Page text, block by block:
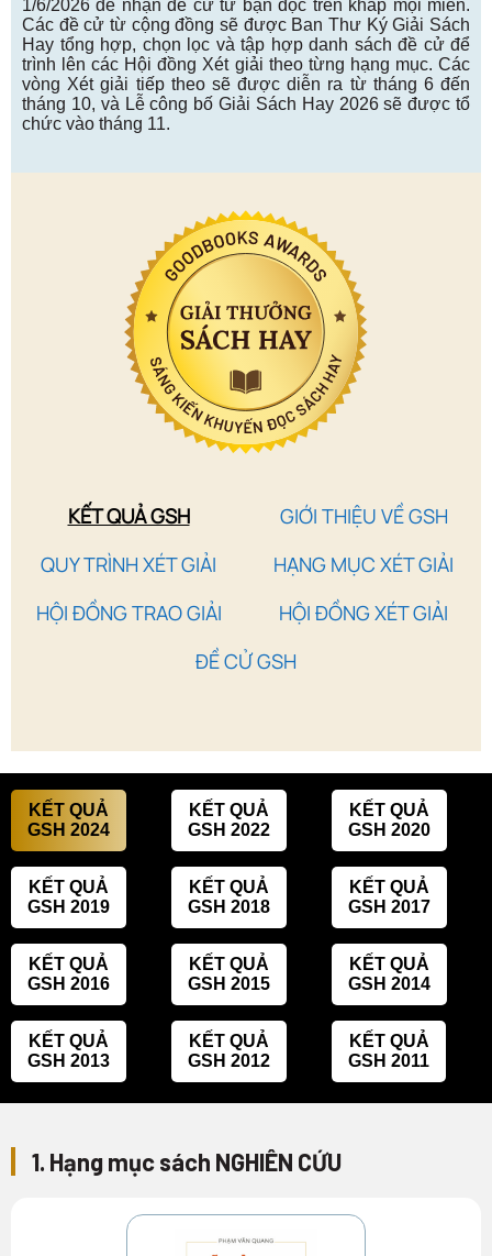
1/6/2026 để nhận đề cử từ bạn đọc trên khắp mọi miền.
Các đề cử từ cộng đồng sẽ được Ban Thư Ký Giải Sách
Hay tổng hợp, chọn lọc và tập hợp danh sách đề cử để
trình lên các Hội đồng Xét giải theo từng hạng mục. Các
vòng Xét giải tiếp theo sẽ được diễn ra từ tháng 6 đến
tháng 10, và Lễ công bố Giải Sách Hay 2026 sẽ được tổ
chức vào tháng 11.
KẾT QUẢ GSH
GIỚI THIỆU VỀ GSH
QUY TRÌNH XÉT GIẢI
HẠNG MỤC XÉT GIẢI
HỘI ĐỒNG TRAO GIẢI
HỘI ĐỒNG XÉT GIẢI
ĐỀ CỬ GSH
KẾT QUẢ
GSH 2024
KẾT QUẢ
GSH 2022
KẾT QUẢ
GSH 2020
KẾT QUẢ
GSH 2019
KẾT QUẢ
GSH 2018
KẾT QUẢ
GSH 2017
KẾT QUẢ
GSH 2016
KẾT QUẢ
GSH 2015
KẾT QUẢ
GSH 2014
KẾT QUẢ
GSH 2013
KẾT QUẢ
GSH 2012
KẾT QUẢ
GSH 2011
1. Hạng mục sách NGHIÊN CỨU